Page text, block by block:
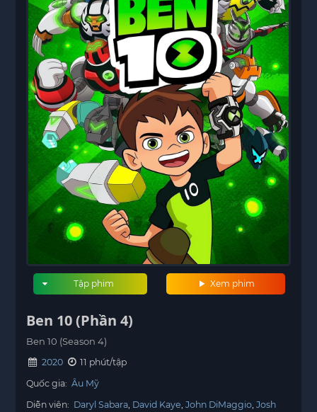
Xem phim
Tập phim
Ben 10 (Phần 4)
Ben 10 (Season 4)
2020
11 phút/tập
Quốc gia: Âu Mỹ
Diễn viên: Daryl Sabara David Kaye John DiMaggio Josh